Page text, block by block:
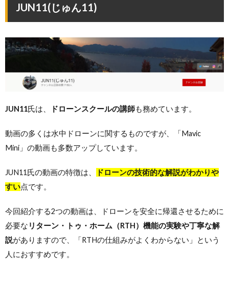
JUN11(じゅん11)
JUN11氏は、 ドローンスクールの講師も務めています。
動画の多くは水中ドローンに関するものですが、「Mavic
Mini」の動画も多数アップしています。
JUN11氏の動画の特徴は、
ドローンの技術的な解説がわかりや
すい点です。
今回紹介する2つの動画は、ドローンを安全に帰還させるために
必要な リターン・トゥ・ホーム（RTH）機能の実験や丁寧な解
説がありますので、「RTHの仕組みがよくわからない」という
人におすすめです。